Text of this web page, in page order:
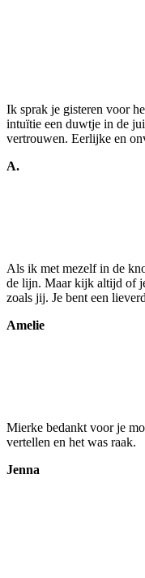
Ik sprak je gisteren voor
intuïtie een duwtje in de
vertrouwen. Eerlijke en
A.
Als ik met mezelf in de
de lijn. Maar kijk altijd of
zoals jij. Je bent een
Amelie
Mierke bedankt voor je
vertellen en het was raak.
Jenna